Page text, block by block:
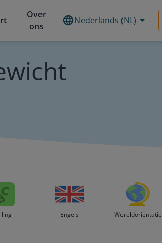
Over
ons
Nederlands (NL)
Engels Wereldoriëntatie